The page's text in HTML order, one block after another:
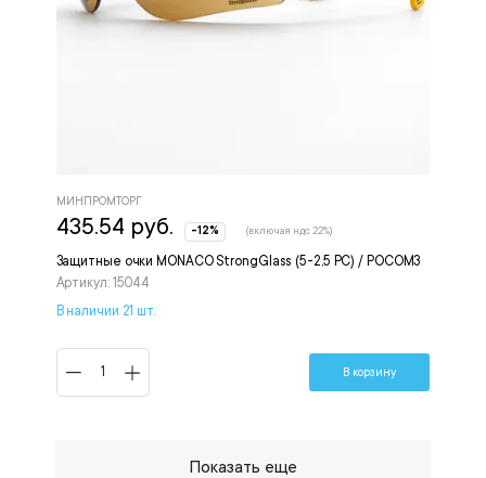
Защитные очки MONACO StrongGlass (5-2,5 PC) / РОСОМЗ
Артикул: 15044
МИНПРОМТОРГ
435.54 руб. -12% (включая ндс 22%)
В наличии 21 шт.
В корзину
Показать еще